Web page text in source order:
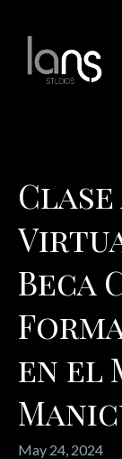
Beca
en el
May 24, 2024